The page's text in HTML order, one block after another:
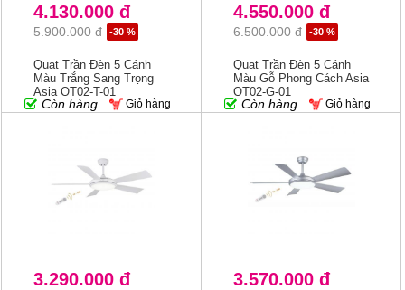
4.130.000 đ
5.900.000 đ -30 %
Quạt Trần Đèn 5 Cánh
Màu Trắng Sang Trọng
Asia QT02-T-01
Còn hàng Giỏ hàng
4.550.000 đ
6.500.000 đ -30 %
Quạt Trần Đèn 5 Cánh
Màu Gỗ Phong Cách Asia
QT02-G-01
Còn hàng Giỏ hàng
3.290.000 đ 3.570.000 đ